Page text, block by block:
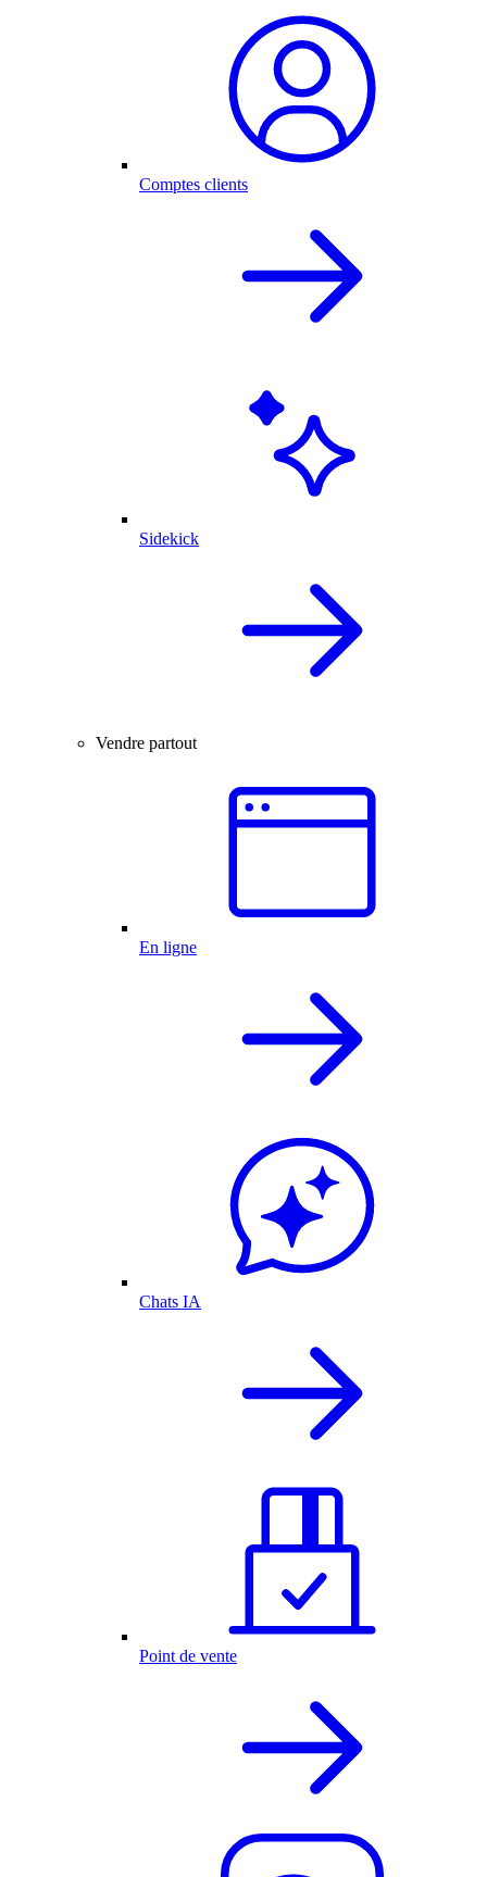
Comptes clients
Sidekick
Vendre partout
En ligne
Chats IA
Point de vente